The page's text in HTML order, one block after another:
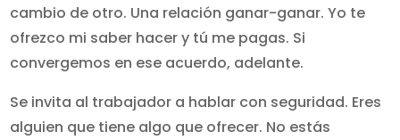
cambio de otro. Una relación ganar-ganar. Yo te
ofrezco mi saber hacer y tú me pagas. Si
convergemos en ese acuerdo, adelante.
Se invita al trabajador a hablar con seguridad. Eres
alguien que tiene algo que ofrecer. No estás